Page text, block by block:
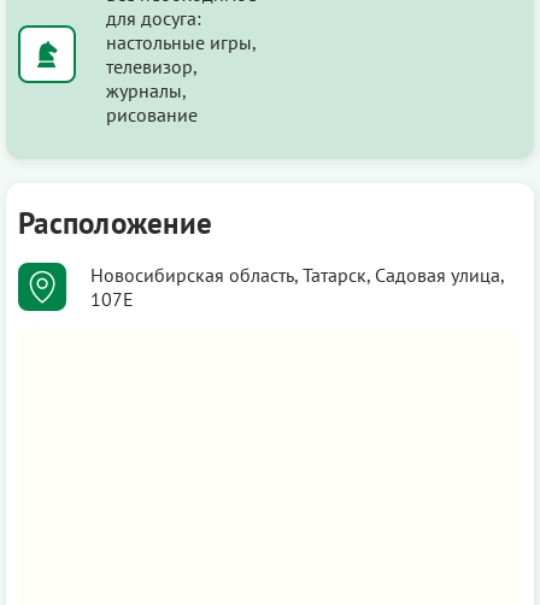
для досуга:
настольные игры,
телевизор,
журналы,
рисование
Расположение
Новосибирская область, Татарск, Садовая улица,
107Е